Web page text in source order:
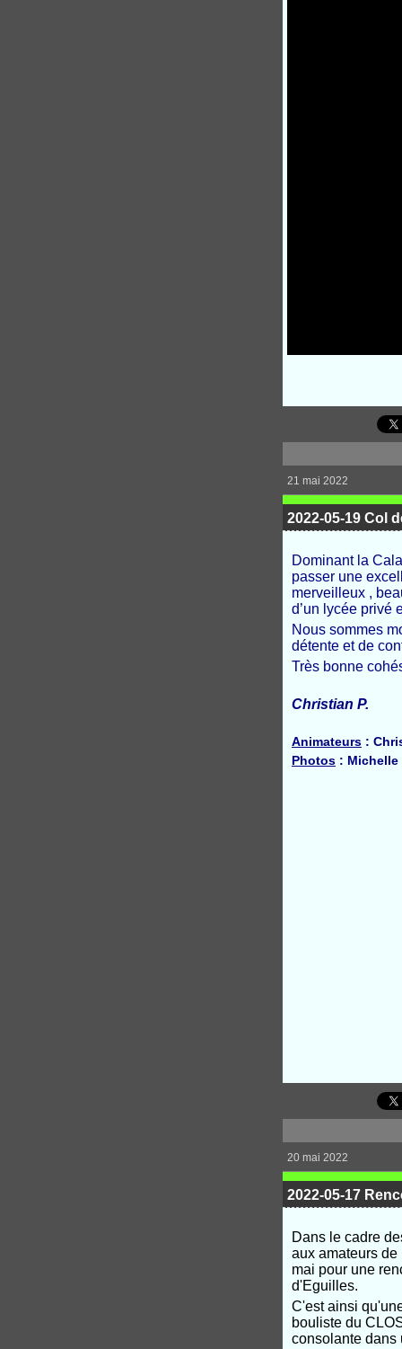
21 mai 2022
2022-05-19 Col
Dominant la
passer une
merveilleux ,
d’un lycée privé
Nous sommes
détente et de
Très bonne
Christian P.
Animateurs :
Photos : Michelle
20 mai 2022
2022-05-17
Dans le cadre
aux amateurs
mai pour une
d'Eguilles.
C'est ainsi
bouliste du
consolante dans